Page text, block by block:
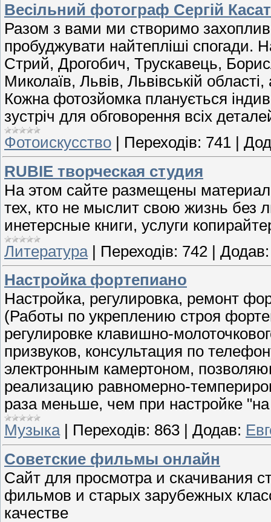
Весільний фотограф Сергій
Разом з вами ми створимо захопливі
пробуджувати найтепліші спогади.
Стрий, Дрогобич, Трускавець,
Миколаїв, Львів, Львівській
Кожна фотозйомка планується
зустріч для обговорення всіх
Фотоискусство
Переходів: 741
RUBIE творческая студия
На этом сайте размещены
тех, кто не мыслит свою жизнь без
инетерсные книги, услуги
Литература | Переходів: 742 | Додав:
Настройка фортепиано
Настройка, регулировка, ремонт
(Работы по укреплению строя
регулировке клавишно-
призвуков, консультация по
электронным камертоном,
реализацию равномерно-
раза меньше, чем при настройке
Музыка| Переходів: 863 Додав:
Советские фильмы онлайн
Сайт для просмотра и скачивания
фильмов и старых зарубежных
качестве